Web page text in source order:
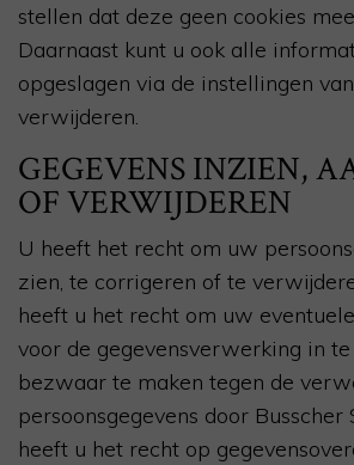
stellen dat deze geen cookies
Daarnaast kunt u ook alle
opgeslagen via de instellingen
verwijderen.
GEGEVENS INZIEN,
OF VERWIJDEREN
U heeft het recht om uw
zien, te corrigeren of te
heeft u het recht om uw
voor de gegevensverwerking in
bezwaar te maken tegen de
persoonsgegevens door
heeft u het recht op